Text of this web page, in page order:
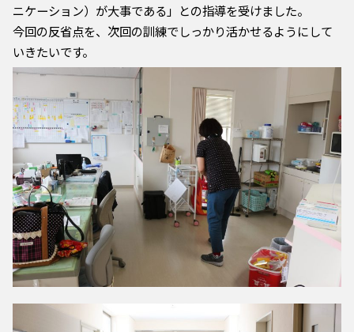
ニケーション）が大事である」との指導を受けました。
今回の反省点を、次回の訓練でしっかり活かせるようにして
いきたいです。